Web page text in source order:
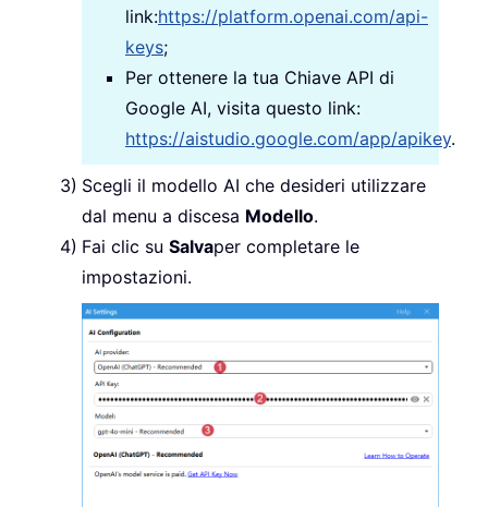
link:https://platform.openai.com/api-
keys;
Per ottenere la tua Chiave API di
Google AI, visita questo link:
https://aistudio.google.com/app/apikey.
Scegli il modello AI che desideri utilizzare
dal menu a discesa Modello.
Fai clic su Salvaper completare le
impostazioni.